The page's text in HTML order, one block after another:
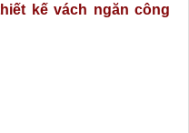
kế vách ngăn công